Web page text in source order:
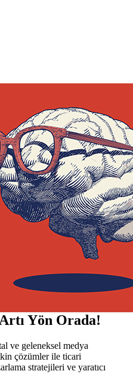
Yön Orada!
ve geleneksel medya
çözümler ile ticari
stratejileri ve yaratıcı